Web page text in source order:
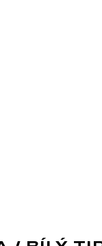
atmosféru.
si vybrat zboží